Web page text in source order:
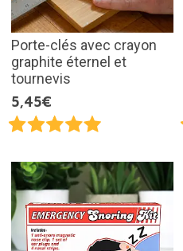
Porte-clés avec crayon
graphite éternel et
tournevis
5,45€